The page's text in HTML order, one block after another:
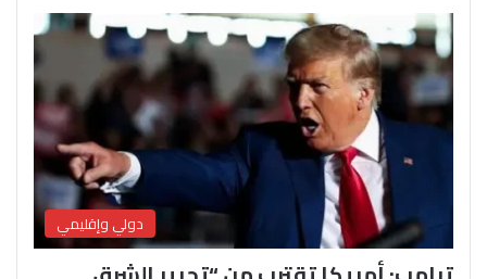
دولي وإقليمي